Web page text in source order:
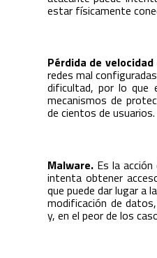
estar físicamente
Pérdida de
redes mal
dificultad, por lo que
mecanismos de
de cientos de usuarios.
Malware. Es la
intenta obtener
que puede dar lugar a
modificación de
y, en el peor de los